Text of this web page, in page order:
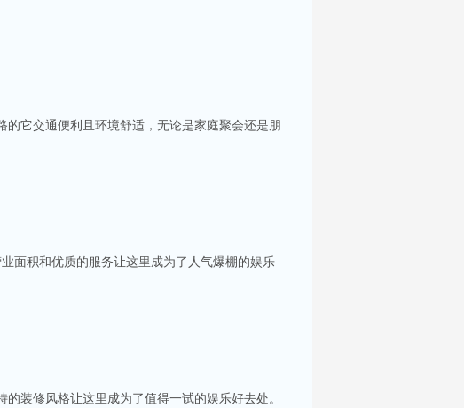
员全程为你服务。每间包房都配备了大屏幕投影及高质量音
它交通便利且环境舒适，无论是家庭聚会还是朋
面积和优质的服务让这里成为了人气爆棚的娱乐
装修风格让这里成为了值得一试的娱乐好去处。